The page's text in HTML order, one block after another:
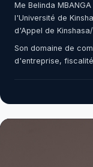
Me Belinda
l'Université de
d'Appel de
Son domaine de
d'entreprise,